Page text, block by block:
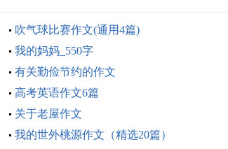
吹气球比赛作文(通用4篇)
我的妈妈_550字
有关勤俭节约的作文
高考英语作文6篇
关于老屋作文
我的世外桃源作文（精选20篇）